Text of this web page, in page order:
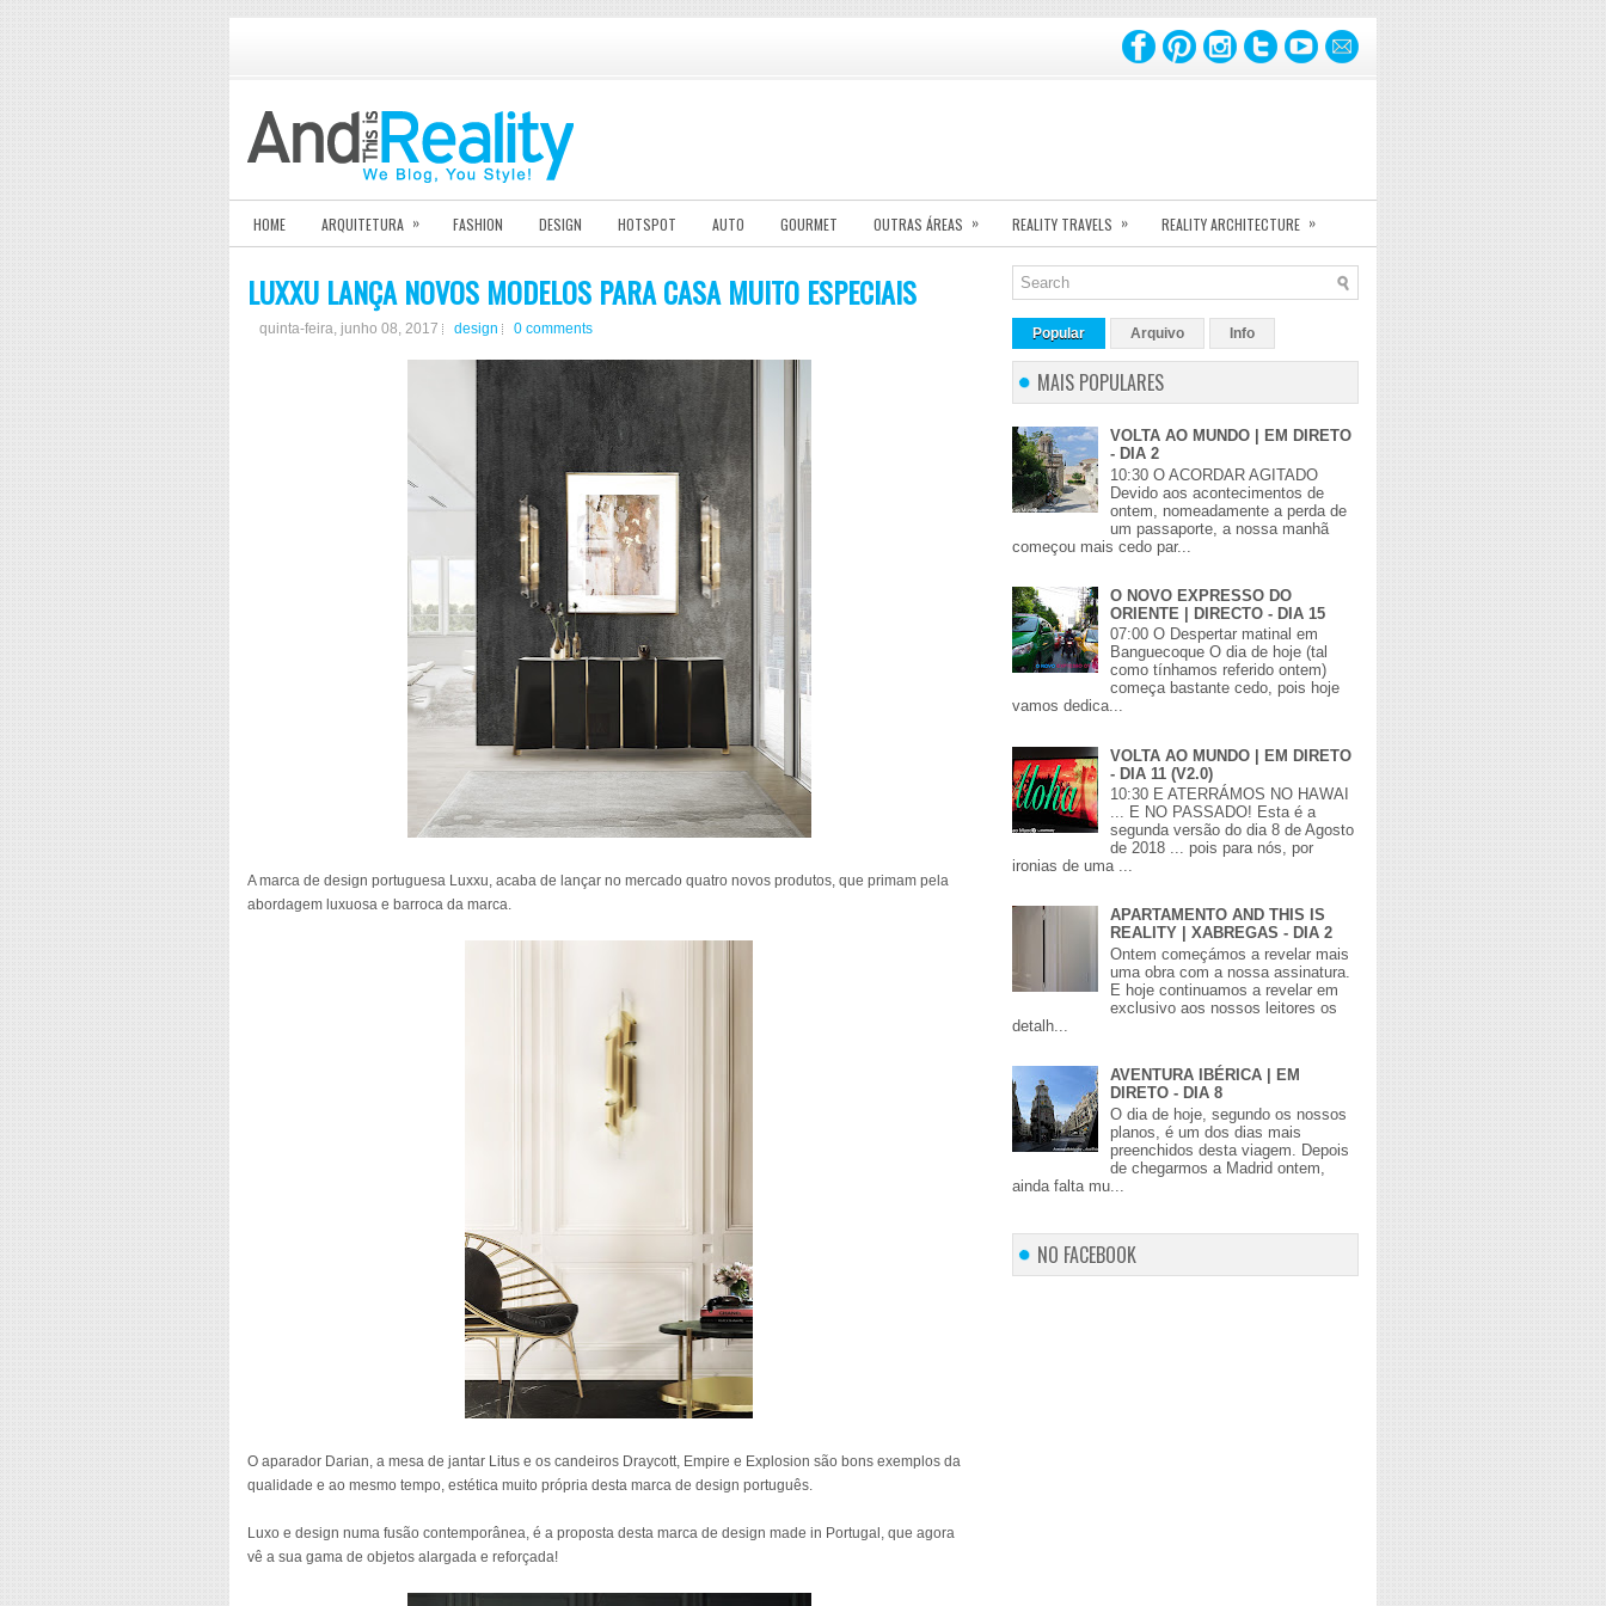
HOME ARQUITETURA » FASHION DESIGN HOTSPOT AUTO GOURMET OUTRAS ÁREAS » REALITY TRAVELS » REALITY ARCHITECTURE »
LUXXU LANÇA NOVOS MODELOS PARA CASA MUITO ESPECIAIS
quinta-feira, junho 08, 2017 design 0 comments
A marca de design portuguesa Luxxu, acaba de lançar no mercado quatro novos produtos, que primam pela
abordagem luxuosa e barroca da marca.
O aparador Darian, a mesa de jantar Litus e os candeiros Draycott, Empire e Explosion são bons exemplos da
qualidade e ao mesmo tempo, estética muito própria desta marca de design português.
Luxo e design numa fusão contemporânea, é a proposta desta marca de design made in Portugal, que agora
vê a sua gama de objetos alargada e reforçada!
Popular Arquivo Info
MAIS POPULARES
VOLTA AO MUNDO | EM DIRETO
- DIA 2
10:30 O ACORDAR AGITADO
Devido aos acontecimentos de
ontem, nomeadamente a perda de
um passaporte, a nossa manhã
começou mais cedo par...
O NOVO EXPRESSO DO
ORIENTE | DIRECTO - DIA 15
07:00 O Despertar matinal em
Banguecoque O dia de hoje (tal
como tínhamos referido ontem)
começa bastante cedo, pois hoje
vamos dedica...
VOLTA AO MUNDO | EM DIRETO
- DIA 11 (V2.0)
10:30 E ATERRÁMOS NO HAWAI
... E NO PASSADO! Esta é a
segunda versão do dia 8 de Agosto
de 2018 ... pois para nós, por
ironias de uma ...
APARTAMENTO AND THIS IS
REALITY | XABREGAS - DIA 2
Ontem começámos a revelar mais
uma obra com a nossa assinatura.
E hoje continuamos a revelar em
exclusivo aos nossos leitores os
detalh...
AVENTURA IBÉRICA | EM
DIRETO - DIA 8
O dia de hoje, segundo os nossos
planos, é um dos dias mais
preenchidos desta viagem. Depois
de chegarmos a Madrid ontem,
ainda falta mu...
NO FACEBOOK